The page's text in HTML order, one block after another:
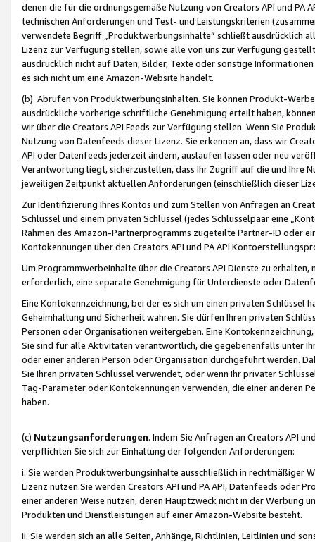
denen die für die ordnungsgemäße Nutzung von Creators API und PA
technischen Anforderungen und Test- und Leistungskriterien
verwendete Begriff „Produktwerbungsinhalte“ schließt ausdrücklich
Lizenz zur Verfügung stellen, sowie alle von uns zur Verfügung
ausdrücklich nicht auf Daten, Bilder, Texte oder sonstige
es sich nicht um eine Amazon-Website handelt.
(b) Abrufen von Produktwerbungsinhalten. Sie können Produkt-
ausdrückliche vorherige schriftliche Genehmigung erteilt haben,
wir über die Creators API Feeds zur Verfügung stellen. Wenn Sie
Nutzung von Datenfeeds dieser Lizenz. Sie erkennen an, dass wir
API oder Datenfeeds jederzeit ändern, auslaufen lassen oder neu
Verantwortung liegt, sicherzustellen, dass Ihr Zugriff auf die und Ihre
jeweiligen Zeitpunkt aktuellen Anforderungen (einschließlich dieser
Zur Identifizierung Ihres Kontos und zum Stellen von Anfragen an
Schlüssel und einem privaten Schlüssel (jedes Schlüsselpaar eine
Rahmen des Amazon-Partnerprogramms zugeteilte Partner-ID oder
Kontokennungen über den Creators API und PA API
Um Programmwerbeinhalte über die Creators API Dienste zu
erforderlich, eine separate Genehmigung für Unterdienste oder
Eine Kontokennzeichnung, bei der es sich um einen privaten
Geheimhaltung und Sicherheit wahren. Sie dürfen Ihren privaten
Personen oder Organisationen weitergeben. Eine
Sie sind für alle Aktivitäten verantwortlich, die gegebenenfalls unter
oder einer anderen Person oder Organisation durchgeführt werden.
Sie Ihren privaten Schlüssel verwendet, oder wenn Ihr privater
Tag-Parameter oder Kontokennungen verwenden, die einer anderen
haben.
(c) Nutzungsanforderungen. Indem Sie Anfragen an Creators API
verpflichten Sie sich zur Einhaltung der folgenden Anforderungen:
i. Sie werden Produktwerbungsinhalte ausschließlich in rechtmäßiger
Lizenz nutzen.Sie werden Creators API und PA API, Datenfeeds oder
einer anderen Weise nutzen, deren Hauptzweck nicht in der Werbung
Produkten und Dienstleistungen auf einer Amazon-Website besteht.
ii. Sie werden sich an alle Seiten, Anhänge, Richtlinien, Leitlinien und